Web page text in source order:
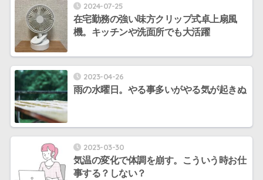
2024-07-25
在宅勤務の強い味方クリップ式卓上扇風
機。キッチンや洗面所でも大活躍
2023-04-26
雨の水曜日。やる事多いがやる気が起きぬ
2023-03-30
気温の変化で体調を崩す。こういう時お仕
事する？しない？